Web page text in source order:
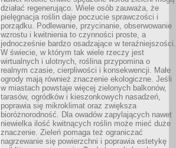
działać regenerująco. Wiele osób zauważa, że
pielęgnacja roślin daje poczucie sprawczości i
porządku. Podlewanie, przycinanie, obserwowanie
wzrostu i kwitnienia to czynności proste, a
jednocześnie bardzo osadzające w teraźniejszości.
W świecie, w którym tak wiele rzeczy jest
wirtualnych i ulotnych, roślina przypomina o
realnym czasie, cierpliwości i konsekwencji. Małe
ogrody mają również znaczenie ekologiczne. Jeśli
w miastach powstaje więcej zielonych balkonów,
tarasów, ogródków i kieszonkowych nasadzeń,
poprawia się mikroklimat oraz zwiększa
bioróżnorodność. Dla owadów zapylających nawet
niewielka ilość kwitnących roślin może mieć duże
znaczenie. Zieleń pomaga też ograniczać
nagrzewanie się powierzchni i poprawia estetykę